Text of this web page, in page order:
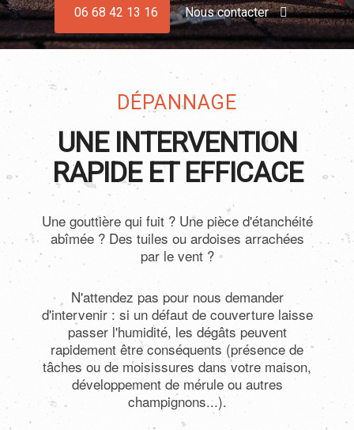
06 68 42 13 16 Nous contacter
DÉPANNAGE
UNE INTERVENTION
RAPIDE ET EFFICACE
Une gouttière qui fuit ? Une pièce d'étanchéité
abîmée ? Des tuiles ou ardoises arrachées
par le vent ?
N'attendez pas pour nous demander
d'intervenir : si un défaut de couverture laisse
passer l'humidité, les dégâts peuvent
rapidement être conséquents (présence de
tâches ou de moisissures dans votre maison,
développement de mérule ou autres
champignons...).